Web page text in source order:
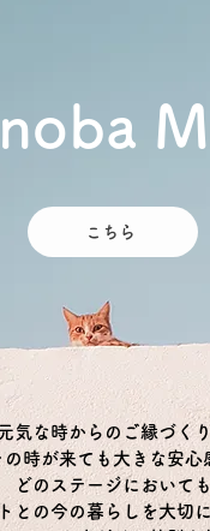
こちら
気な時からのご縁づく
の時が来ても大きな安心
どのステージにおいても
との今の暮らしを大切